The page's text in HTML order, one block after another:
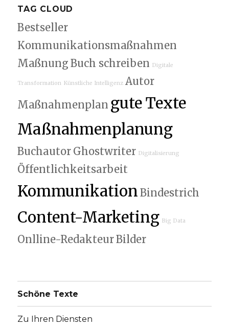
TAG CLOUD
Bestseller
Kommunikationsmaßnahmen
Maßnung Buch schreiben Digitale
Transformation Künstliche Intelligenz Autor
Maßnahmenplan gute Texte
Maßnahmenplanung
Buchautor Ghostwriter Digitalisierung
Öffentlichkeitsarbeit
Kommunikation Bindestrich
Content-Marketing Big Data
Onlline-RedakteurBilder
Schöne Texte
Zu Ihren Diensten